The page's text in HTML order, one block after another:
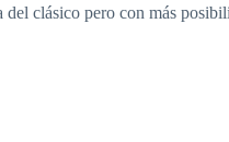
clásico pero con más